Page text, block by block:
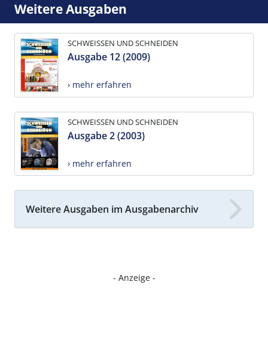
Weitere Ausgaben
SCHWEISSEN UND SCHNEIDEN
Ausgabe 12 (2009)
› mehr erfahren
SCHWEISSEN UND SCHNEIDEN
Ausgabe 2 (2003)
› mehr erfahren
Weitere Ausgaben im Ausgabenarchiv
- Anzeige -